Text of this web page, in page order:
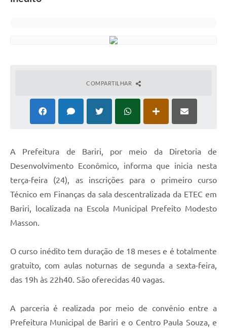
COMPARTILHAR
A Prefeitura de Bariri, por meio da Diretoria de
Desenvolvimento Econômico, informa que inicia nesta
terça-feira (24), as inscrições para o primeiro curso
Técnico em Finanças da sala descentralizada da ETEC em
Bariri, localizada na Escola Municipal Prefeito Modesto
Masson.
O curso inédito tem duração de 18 meses e é totalmente
gratuito, com aulas noturnas de segunda a sexta-feira,
das 19h às 22h40. São oferecidas 40 vagas.
A parceria é realizada por meio de convênio entre a
Prefeitura Municipal de Bariri e o Centro Paula Souza, e